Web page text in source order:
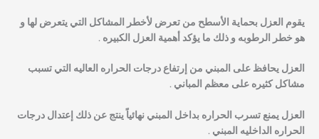
يقوم العزل بحماية الأسطح من تعرض لأخطر المشاكل التي يتعرض لها و
هو خطر الرطوبه و ذلك ما يؤكد أهمية العزل الكبيره .
العزل يحافظ على المبني من إرتفاع درجات الحراره العاليه التي تسبب
مشاكل كثيره على معظم المباني .
العزل يمنع تسرب الحراره بداخل المبني نهائياً ينتج عن ذلك إعتدال درجات
الحراره الداخليه المبني .